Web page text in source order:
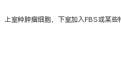
室种肿瘤细胞，下室加入FBS或某